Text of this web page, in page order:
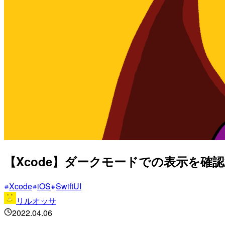
【Xcode】ダークモードでの表示を確
Xcode iOS SwiftUI
リルオッサ
2022.04.06